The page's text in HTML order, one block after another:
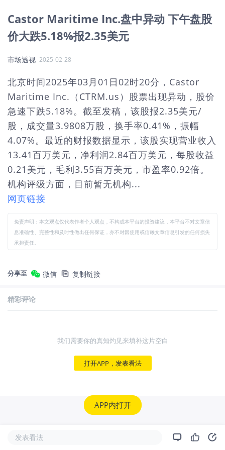
Castor Maritime Inc.盘中异动 下午盘股
价大跌5.18%报2.35美元
市场透视 2025-02-28
北京时间2025年03月01日02时20分，Castor
Maritime Inc.（CTRM.us）股票出现异动，股价
急速下跌5.18%。截至发稿，该股报2.35美元/
股，成交量3.9808万股，换手率0.41%，振幅
4.07%。最近的财报数据显示，该股实现营业收入
13.41百万美元，净利润2.84百万美元，每股收益
0.21美元，毛利3.55百万美元，市盈率0.92倍。
机构评级方面，目前暂无机构...
网页链接
免责声明：本文观点仅代表作者个人观点，不构成本平台的投资建议，本平台不对文章信
息准确性、完整性和及时性做出任何保证，亦不对因使用或信赖文章信息引发的任何损失
承担责任。
分享至 微信 复制链接
精彩评论
我们需要你的真知灼见来填补这片空白
打开APP，发表看法
APP内打开
发表看法